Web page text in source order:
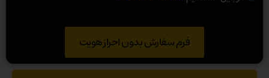
فرم سفارش بدون احراز هویت